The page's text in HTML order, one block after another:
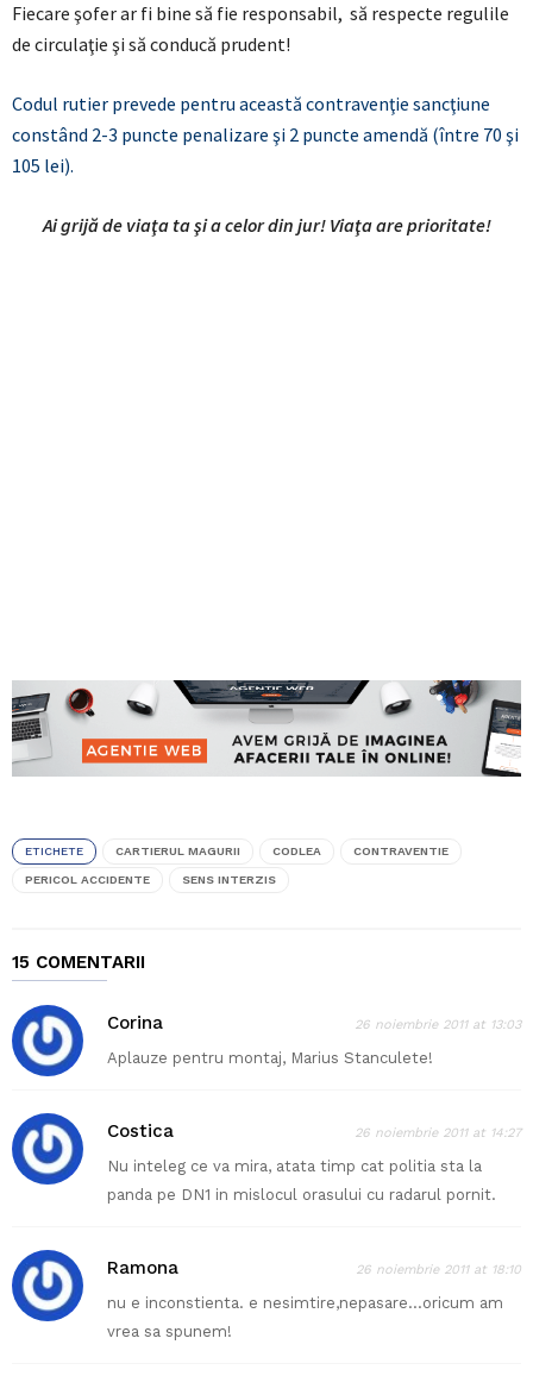
Fiecare şofer ar fi bine să fie responsabil, să respecte regulile
de circulaţie şi să conducă prudent!
Codul rutier prevede pentru această contravenţie sancţiune
constând 2-3 puncte penalizare şi 2 puncte amendă (între 70 şi
105 lei).
Ai grijă de viaţa ta şi a celor din jur! Viaţa are prioritate!
ETICHETE CARTIERUL MAGURII CODLEA CONTRAVENTIE
PERICOL ACCIDENTE SENS INTERZIS
15 COMENTARII
Corina 26 noiembrie 2011 at 13:03
Aplauze pentru montaj, Marius Stanculete!
Costica 26 noiembrie 2011 at 14:27
Nu inteleg ce va mira, atata timp cat politia sta la
panda pe DN1 in mislocul orasului cu radarul pornit.
Ramona 26 noiembrie 2011 at 18:10
nu e inconstienta. e nesimtire,nepasare…oricum am
vrea sa spunem!